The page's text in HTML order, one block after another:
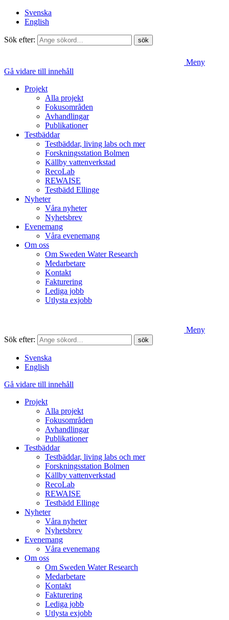
Svenska
English
Sök efter:
Meny
Gå vidare till innehåll
Projekt
Alla projekt
Fokusområden
Avhandlingar
Publikationer
Testbäddar
Testbäddar, living labs och mer
Forskningsstation Bolmen
Källby vattenverkstad
RecoLab
REWAISE
Testbädd Ellinge
Nyheter
Våra nyheter
Nyhetsbrev
Evenemang
Våra evenemang
Om oss
Om Sweden Water Research
Medarbetare
Kontakt
Fakturering
Lediga jobb
Utlysta exjobb
Meny
Sök efter:
Svenska
English
Gå vidare till innehåll
Projekt
Alla projekt
Fokusområden
Avhandlingar
Publikationer
Testbäddar
Testbäddar, living labs och mer
Forskningsstation Bolmen
Källby vattenverkstad
RecoLab
REWAISE
Testbädd Ellinge
Nyheter
Våra nyheter
Nyhetsbrev
Evenemang
Våra evenemang
Om oss
Om Sweden Water Research
Medarbetare
Kontakt
Fakturering
Lediga jobb
Utlysta exjobb